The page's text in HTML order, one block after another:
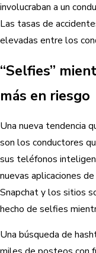
involucraban a un
Las tasas de
elevadas entre los
“Selfies”
más en riesgo
Una nueva tendencia
son los conductores
sus teléfonos
nuevas aplicaciones
Snapchat y los sitios
hecho de selfies
Una búsqueda de